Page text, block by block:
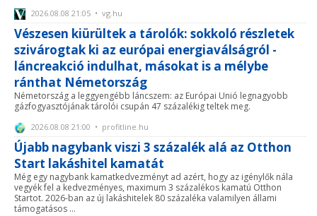
2026.08.08 21:05 • vg.hu
Vészesen kiürültek a tárolók: sokkoló részletek
szivárogtak ki az európai energiaválságról -
láncreakció indulhat, másokat is a mélybe
ránthat Németország
Németország a leggyengébb láncszem: az Európai Unió legnagyobb
gázfogyasztójának tárolói csupán 47 százalékig teltek meg.
2026.08.08 21:00 • profitline.hu
Újabb nagybank viszi 3 százalék alá az Otthon
Start lakáshitel kamatát
Még egy nagybank kamatkedvezményt ad azért, hogy az igénylők nála
vegyék fel a kedvezményes, maximum 3 százalékos kamatú Otthon
Startot. 2026-ban az új lakáshitelek 80 százaléka valamilyen állami
támogatásos ...